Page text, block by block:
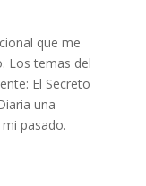
que me
Los temas del
El Secreto
una
pasado.